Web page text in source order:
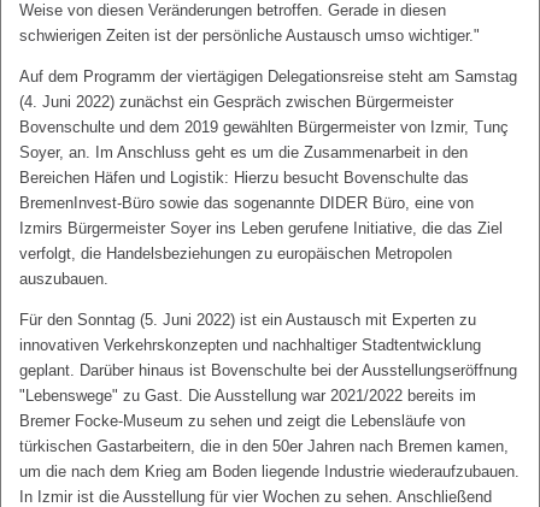
Weise von diesen Veränderungen betroffen. Gerade in diesen
schwierigen Zeiten ist der persönliche Austausch umso wichtiger."
Auf dem Programm der viertägigen Delegationsreise steht am Samstag
(4. Juni 2022) zunächst ein Gespräch zwischen Bürgermeister
Bovenschulte und dem 2019 gewählten Bürgermeister von Izmir, Tunç
Soyer, an. Im Anschluss geht es um die Zusammenarbeit in den
Bereichen Häfen und Logistik: Hierzu besucht Bovenschulte das
BremenInvest-Büro sowie das sogenannte DIDER Büro, eine von
Izmirs Bürgermeister Soyer ins Leben gerufene Initiative, die das Ziel
verfolgt, die Handelsbeziehungen zu europäischen Metropolen
auszubauen.
Für den Sonntag (5. Juni 2022) ist ein Austausch mit Experten zu
innovativen Verkehrskonzepten und nachhaltiger Stadtentwicklung
geplant. Darüber hinaus ist Bovenschulte bei der Ausstellungseröffnung
"Lebenswege" zu Gast. Die Ausstellung war 2021/2022 bereits im
Bremer Focke-Museum zu sehen und zeigt die Lebensläufe von
türkischen Gastarbeitern, die in den 50er Jahren nach Bremen kamen,
um die nach dem Krieg am Boden liegende Industrie wiederaufzubauen.
In Izmir ist die Ausstellung für vier Wochen zu sehen. Anschließend